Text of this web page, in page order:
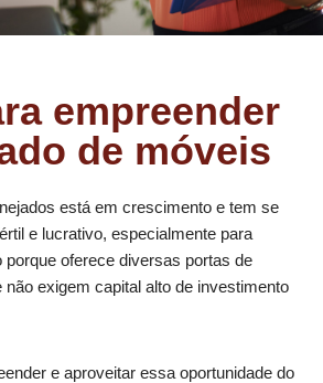
empreender
de móveis
está em crescimento e tem se
e lucrativo, especialmente para
oferece diversas portas de
exigem capital alto de investimento
e aproveitar essa oportunidade do